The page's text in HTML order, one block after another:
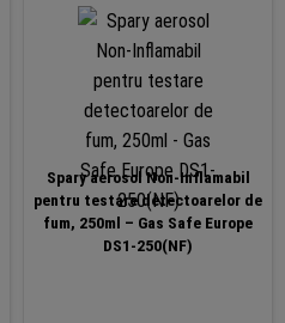
Spary aerosol Non-Inflamabil
pentru testare detectoarelor de
fum, 250ml – Gas Safe Europe
DS1-250(NF)